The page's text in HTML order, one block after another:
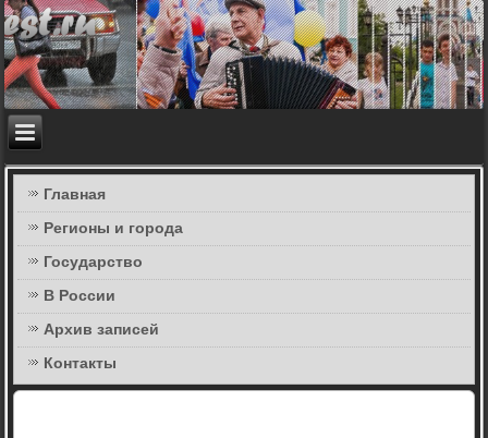
Главная
Регионы и города
Государство
В России
Архив записей
Контакты